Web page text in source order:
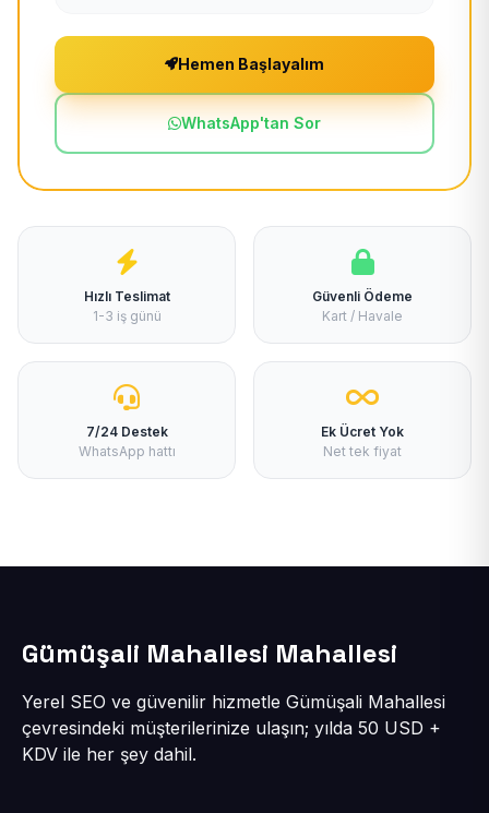
Hemen Başlayalım
WhatsApp'tan Sor
Hızlı Teslimat
1-3 iş günü
Güvenli Ödeme
Kart / Havale
7/24 Destek
WhatsApp hattı
Ek Ücret Yok
Net tek fiyat
Gümüşali Mahallesi Mahallesi
Yerel SEO ve güvenilir hizmetle Gümüşali Mahallesi
çevresindeki müşterilerinize ulaşın; yılda 50 USD +
KDV ile her şey dahil.